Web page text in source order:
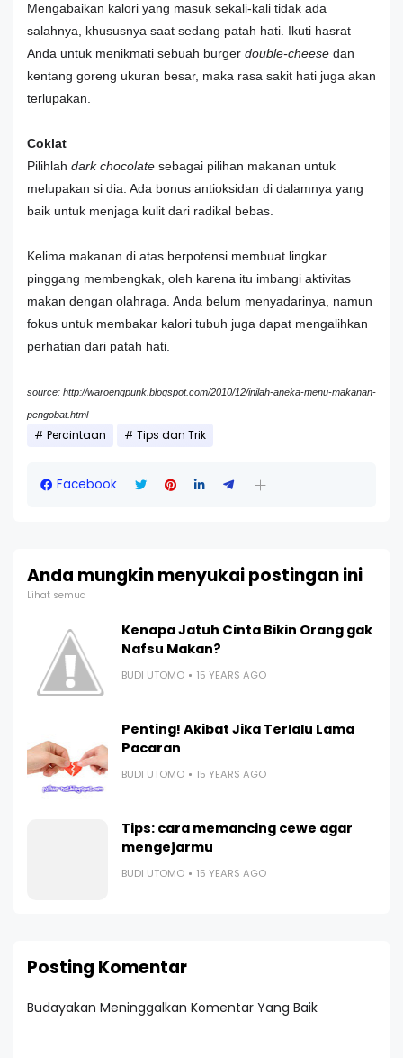
Mengabaikan kalori yang masuk sekali-kali tidak ada
salahnya, khususnya saat sedang patah hati. Ikuti hasrat
Anda untuk menikmati sebuah burger double-cheese dan
kentang goreng ukuran besar, maka rasa sakit hati juga akan
terlupakan.
Coklat
Pilihlah dark chocolate sebagai pilihan makanan untuk
melupakan si dia. Ada bonus antioksidan di dalamnya yang
baik untuk menjaga kulit dari radikal bebas.
Kelima makanan di atas berpotensi membuat lingkar
pinggang membengkak, oleh karena itu imbangi aktivitas
makan dengan olahraga. Anda belum menyadarinya, namun
fokus untuk membakar kalori tubuh juga dapat mengalihkan
perhatian dari patah hati.
source: http://waroengpunk.blogspot.com/2010/12/inilah-aneka-menu-makanan-
pengobat.html
Percintaan Tips dan Trik
Facebook
Anda mungkin menyukai postingan ini
Lihat semua
Kenapa Jatuh Cinta Bikin Orang gak
Nafsu Makan?
BUDI UTOMO 15 YEARS AGO
Penting! Akibat Jika Terlalu Lama
Pacaran
BUDI UTOMO 15 YEARS AGO
Tips: cara memancing cewe agar
mengejarmu
BUDI UTOMO 15 YEARS AGO
Posting Komentar
Budayakan Meninggalkan Komentar Yang Baik